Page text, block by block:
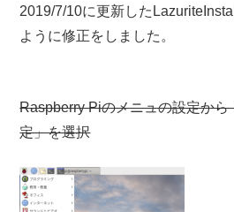
2019/7/10に更新した
ように修正をしました。
Raspberry Piのメニュの設定か
定」を選択